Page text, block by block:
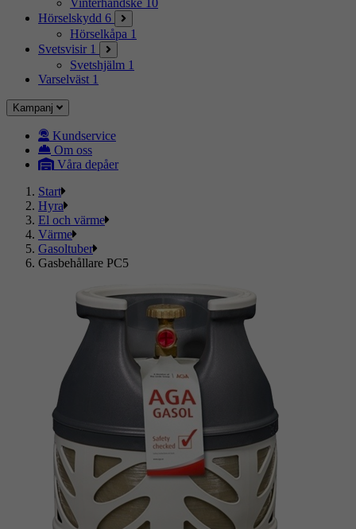
Vinterhandske 10
Hörselskydd 6
Hörselkåpa 1
Svetsvisir 1
Svetshjälm 1
Varselväst 1
Kampanj
Kundservice
Om oss
Våra depåer
Start
Hyra
El och värme
Värme
Gasoltuber
Gasbehållare PC5